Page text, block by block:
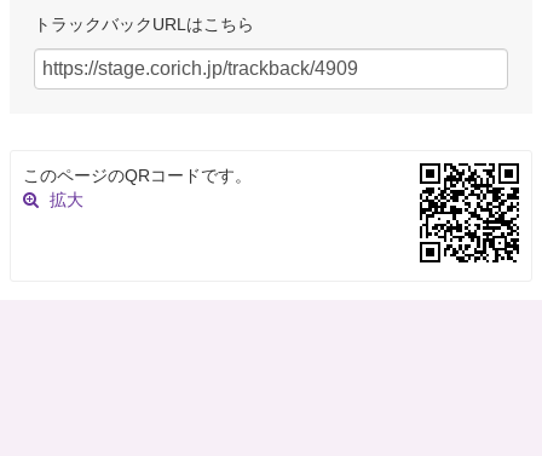
トラックバックURLはこちら
このページのQRコードです。
拡大